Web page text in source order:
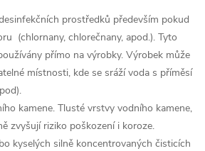
prostředků především pokud
(chlornany, chlorečnany, apod.). Tyto
přímo na výrobky. Výrobek může
místnosti, kde se sráží voda s příměsí
kamene. Tlusté vrstvy vodního kamene,
zvyšují riziko poškození i koroze.
kyselých silně koncentrovaných čisticích